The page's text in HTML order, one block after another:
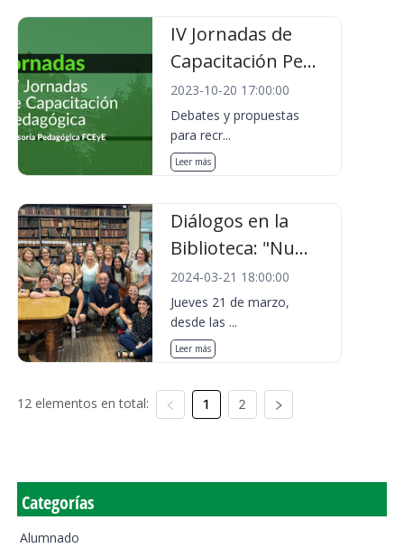
IV Jornadas de
Capacitación Pe...
2023-10-20 17:00:00
Debates y propuestas
para recr...
Leer más
Diálogos en la
Biblioteca: "Nu...
2024-03-21 18:00:00
Jueves 21 de marzo,
desde las ...
Leer más
12 elementos en total: 1 2
Categorías
Alumnado